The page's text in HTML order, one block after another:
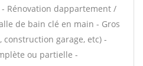
Rénovation dappartement /
de bain clé en main - Gros
construction garage, etc) -
ou partielle -